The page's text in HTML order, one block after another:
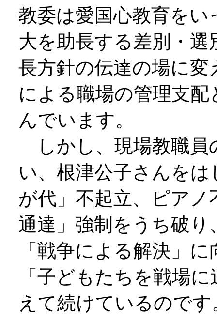
教委は愛国心教育を
大を助長する差別・
長方針の伝達の場に変
による職場の管理支
んでいます。
しかし、現場教職員
い、根津公子さんを
が代」不起立、ピア
通達」強制をうち破
「戦争による解決」
「子どもたちを戦場
えて続けているのです